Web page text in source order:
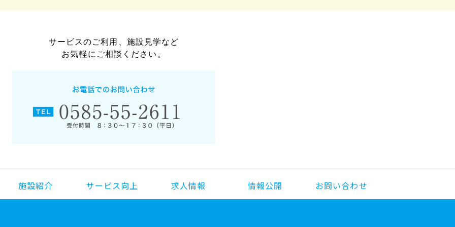
サービスのご利用、施設見学など
お気軽にご相談ください。
施設紹介 サービス向上 求人情報 情報公開 お問い合わせ